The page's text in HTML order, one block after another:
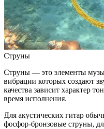
Струны
Струны — это элементы
вибрации которых создают
качества зависит характер
время исполнения.
Для акустических гитар
фосфор-бронзовые струны,